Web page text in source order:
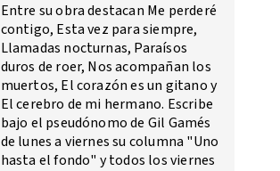
Entre su obra destacan Me perderé
contigo, Esta vez para siempre,
Llamadas nocturnas, Paraísos
duros de roer, Nos acompañan los
muertos, El corazón es un gitano y
El cerebro de mi hermano. Escribe
bajo el pseudónomo de Gil Gamés
de lunes a viernes su columna "Uno
hasta el fondo" y todos los viernes